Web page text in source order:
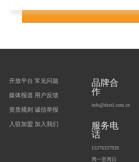
专业食品安全检测团队点评从此
舌尖安全有他们守
袋鼠菜篮平台对合作商户的食品安全监察力度
再次加码。近日袋鼠菜篮点评先后与检科测试
开放平台 常见问题
媒体报道 用户反馈
资质规则 诚信举报
入驻加盟 加入我们
品牌合
作
info@dsxtl.com.cn
服务电
话
15376337926
周一至周日